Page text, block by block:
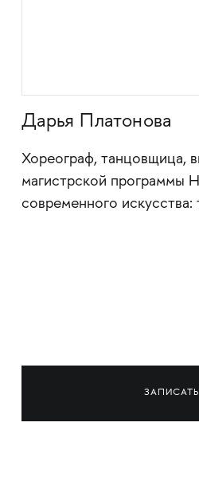
Дарья Платонова
Хореограф, танцовщица,
магистрской
современного